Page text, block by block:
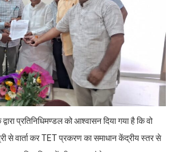
प्रतिनिधिमण्डल को आश्वासन दिया गया है कि वो
से वार्ता कर TET प्रकरण का समाधान केंद्रीय स्तर से